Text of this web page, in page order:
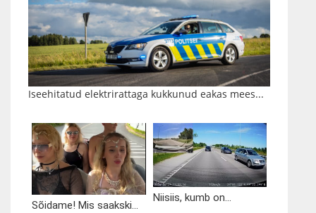
Iseehitatud elektrirattaga kukkunud eakas mees...
Sõidame! Mis saakski...
Niisiis, kumb on...